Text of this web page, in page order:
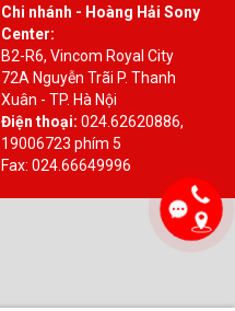
Chi nhánh - Hoàng Hải Sony
Center:
B2-R6, Vincom Royal City
72A Nguyễn Trãi P. Thanh
Xuân - TP. Hà Nội
Điện thoại: 024.62620886,
19006723 phím 5
Fax: 024.66649996